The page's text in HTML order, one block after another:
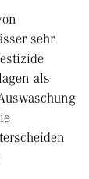
sehr
als